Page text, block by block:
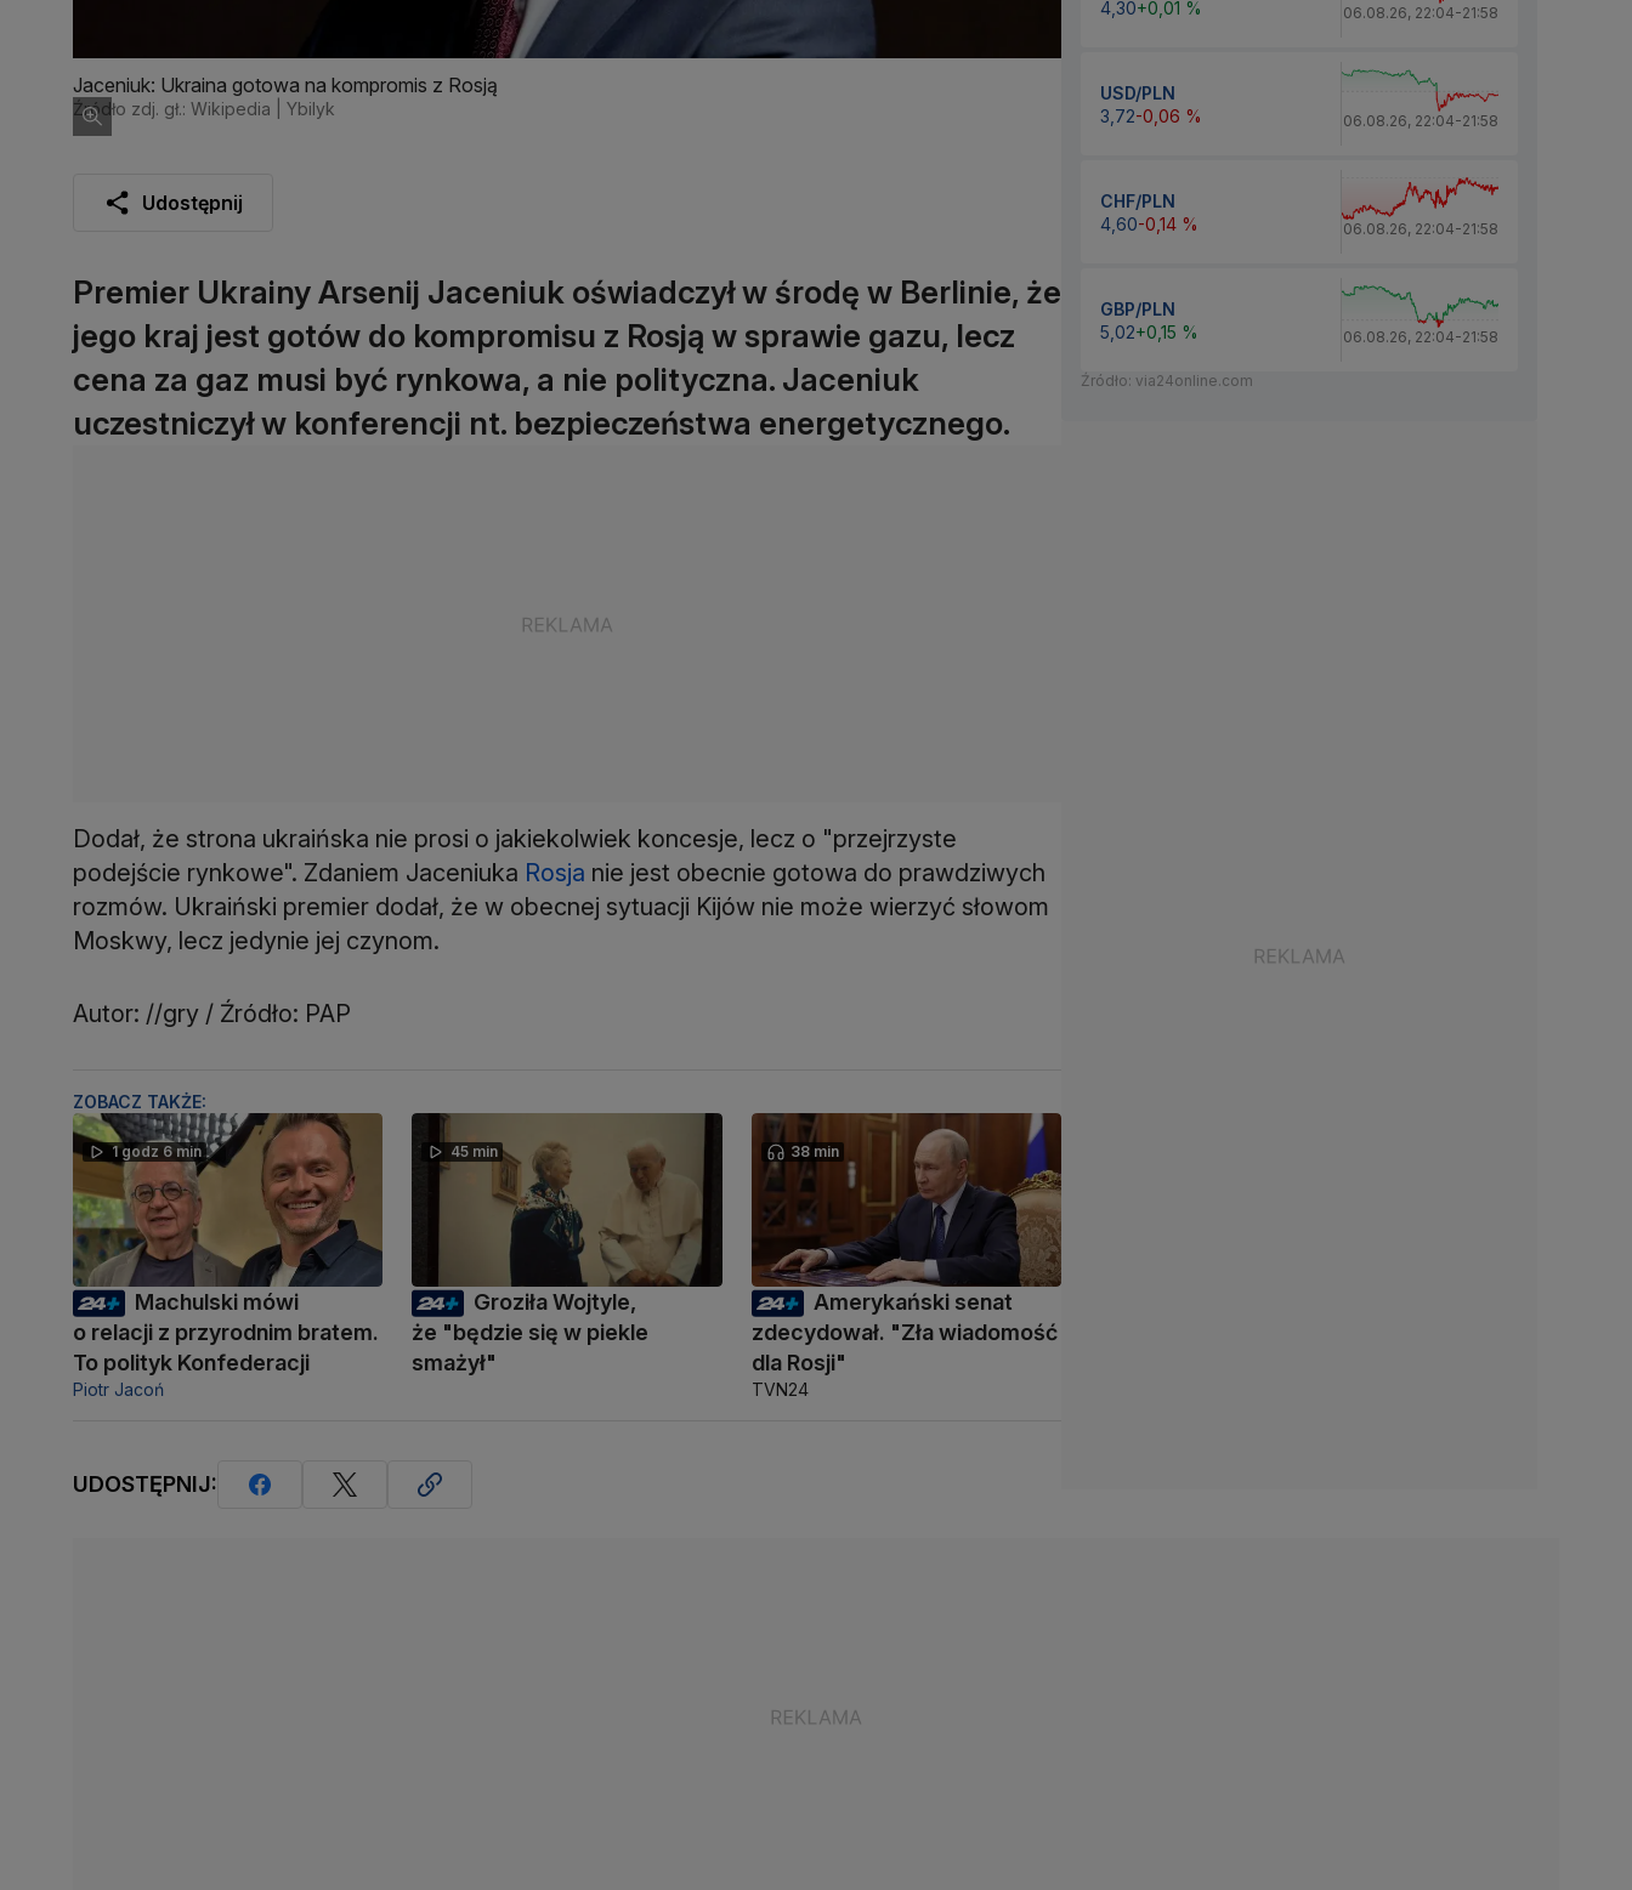
Jaceniuk: Ukraina gotowa na kompromis z Rosją
Źródło zdj. gł.: Wikipedia | Ybilyk
Udostępnij
Premier Ukrainy Arsenij Jaceniuk oświadczył w środę w Berlinie, że
jego kraj jest gotów do kompromisu z Rosją w sprawie gazu, lecz
cena za gaz musi być rynkowa, a nie polityczna. Jaceniuk
uczestniczył w konferencji nt. bezpieczeństwa energetycznego.
Dodał, że strona ukraińska nie prosi o jakiekolwiek koncesje, lecz o "przejrzyste
podejście rynkowe". Zdaniem Jaceniuka Rosja nie jest obecnie gotowa do prawdziwych
rozmów. Ukraiński premier dodał, że w obecnej sytuacji Kijów nie może wierzyć słowom
Moskwy, lecz jedynie jej czynom.
Autor: //gry / Źródło: PAP
ZOBACZ TAKŻE:
1 godz 6 min
Machulski mówi
o relacji z przyrodnim bratem.
To polityk Konfederacji
Piotr Jacoń
45 min
Groziła Wojtyle,
że "będzie się w piekle
smażył"
38 min
Amerykański senat
zdecydował. "Zła wiadomość
dla Rosji"
TVN24
UDOSTĘPNIJ:
4,30+0,01 % 06.08.26, 22:04-21:58
USD/PLN
3,72-0,06 % 06.08.26, 22:04-21:58
CHF/PLN
4,60-0,14 % 06.08.26, 22:04-21:58
GBP/PLN
5,02+0,15 % 06.08.26, 22:04-21:58
Źródło: via24online.com